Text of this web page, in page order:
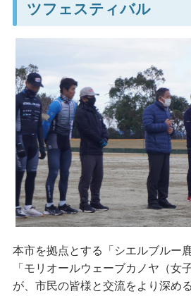
ツフェスティバル
本市を拠点とする「シエルブルー
「モリオールウェーブカノヤ（女
が、市民の皆様と交流をより深め